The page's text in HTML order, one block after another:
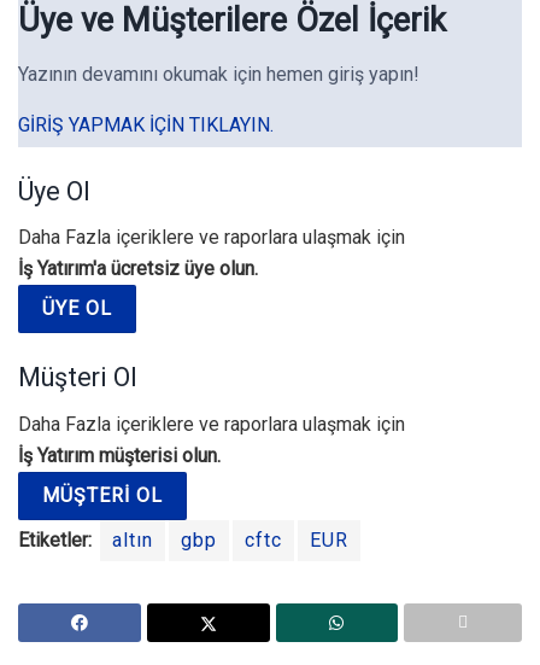
Üye ve Müşterilere Özel İçerik
Yazının devamını okumak için hemen giriş yapın!
GIRIŞ YAPMAK IÇIN TIKLAYIN.
Üye Ol
Daha Fazla içeriklere ve raporlara ulaşmak için
İş Yatırım'a ücretsiz üye olun.
ÜYE OL
Müşteri Ol
Daha Fazla içeriklere ve raporlara ulaşmak için
İş Yatırım müşterisi olun.
MÜŞTERI OL
Etiketler:
altın gbp cftc EUR